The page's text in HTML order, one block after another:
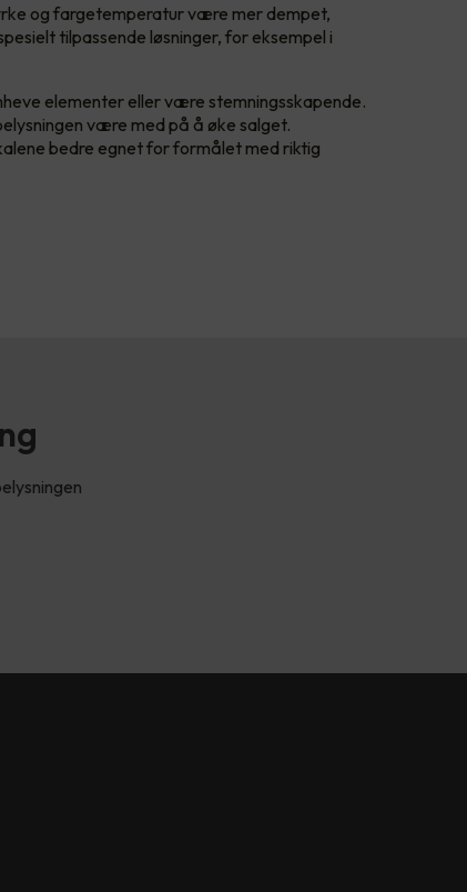
og fargetemperatur være mer dempet,
tilpassende løsninger, for eksempel i
elementer eller være stemningsskapende.
være med på å øke salget.
bedre egnet for formålet med riktig